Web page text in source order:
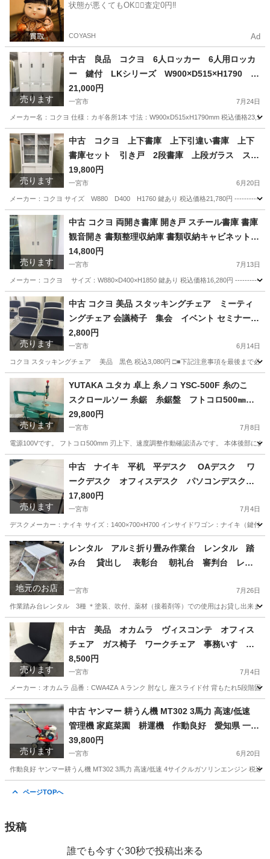
状態が悪くてもOK🙆‍♀️査定0円‼️
COYASH Ad
売ります
中古 良品 コクヨ 6人ロッカー 6人用ロッカ
ー 鍵付 LKシリーズ W900×D515×H1790 愛
知県 一宮市 名古屋市 稲沢市 江南市 岩倉市 岐阜
羽島市 各務ヶ原市 岐阜市 三重県 愛知 グッドプラ
イス一宮
21,000円
一宮市 7月24日
メーカー名：コクヨ 仕様：カギ各所1本 寸法：W900xD515xH1790mm 税込価格
愛知 一宮市 オフィス用家具 コクヨ
売ります
中古 コクヨ 上下書庫 上下引違い書庫 上下
書庫セット 引き戸 2段書庫 上段ガラス スチ
ールキャビネット 書類棚 鍵付 愛知県 一宮市
名古屋 稲沢 江南 岩倉 岐阜 羽島 各務ヶ原 三重 愛
知 グッドプライス一宮
19,800円
一宮市 6月20日
メーカー：コクヨ サイズ W880 D400 H1760 鍵あり 税込価格21,780円
愛知 一宮市 オフィス用家具
売ります
中古 コクヨ 両開き書庫 開き戸 スチール書庫 書庫
観音開き 書類整理収納庫 書類収納キャビネット 5
段 鍵付 W880×D400×H1850 KOKUYO 愛知 岐
阜 三重 一宮市 グッドプライス一宮
14,800円
一宮市 7月13日
メーカー：コクヨ サイズ：W880×D400×H1850 鍵あり 税込価格16,280円
愛知 一宮市 オフィス用家具
売ります
中古 コクヨ 美品 スタッキングチェア ミーティ
ングチェア 会議椅子 集会 イベント セミナー
愛知県 一宮市 名古屋 稲沢 江南 岩倉 岐阜 羽島 各
務ヶ原 三重 愛知 グッドプライス一宮
2,800円
一宮市 6月14日
コクヨ スタッキングチェア 美品 黒色 税込3,080円 □■下記注意事項を最後まで必ず
愛知 一宮市 オフィス用家具 スタッキングチェア
売ります
YUTAKA ユタカ 卓上 糸ノコ YSC-500F 糸のこ
スクロールソー 糸鋸 糸鋸盤 フトコロ500㎜
愛知県 一宮市 名古屋 稲沢 江南 岩倉 岐阜 羽島 各
務ヶ原 三重 愛知 グッドプライス一宮
29,800円
一宮市 7月8日
電源100Vです。 フトコロ500mm 刃上下、速度調整作動確認済みです。 本体後部に
愛知 一宮市 その他
売ります
中古 ナイキ 平机 平デスク OAデスク ワ
ークデスク オフィスデスク パソコンデスク
事務机 インサイドワゴン サイドワゴン サイ
ドキャビネット 3段キャビネット ホワイト セ
ット品 1400×700×H700 愛知 一宮市 江南
市 稲沢市 名古屋 岐阜 各務ヶ原 岐南町
羽島 三重 グッドプライス一宮
17,800円
一宮市 7月4日
デスクメーカー：ナイキ サイズ：1400×700×H700 インサイドワゴン：ナイキ（鍵
愛知 一宮市 オフィス用家具 デスク
地元のお店
レンタル アルミ折り畳み作業台 レンタル 踏
み台 貸出し 表彰台 朝礼台 審判台 レン
3種 愛知 岐阜 一宮市 グッドプライス一宮
一宮市 7月26日
作業踏み台レンタル 3種 ＊塗装、吹付、薬材（接着剤等）での使用はお貸し出来
愛知 一宮市 その他
売ります
中古 美品 オカムラ ヴィスコンテ オフィス
チェア ガス椅子 ワークチェア 事務いす デ
スクチェア 高機能チェア OAチェア 肘なし
座スライド付 背もたれ5段階固定 愛知 一宮
市 江南市 稲沢市 岩倉市 名古屋 岐阜 各
務ヶ原 羽島 三重 グッドプライス一宮
8,500円
一宮市 7月4日
メーカー：オカムラ 品番：CWA4ZA Ａランク 肘なし 座スライド付 背もたれ5段階
愛知 一宮市 オフィス用家具 オカムラ
売ります
中古 ヤンマー 耕うん機 MT302 3馬力 高速/低速
管理機 家庭菜園 耕運機 作動良好 愛知県 一宮
市 名古屋 稲沢 江南 岩倉 岐阜 羽島 各務ヶ原 三重
愛知 グッドプライス一宮
39,800円
一宮市 6月20日
作動良好 ヤンマー耕うん機 MT302 3馬力 高速/低速 4サイクルガソリンエンジン 税
ページTOPへ
投稿
誰でも今すぐ30秒で投稿出来る